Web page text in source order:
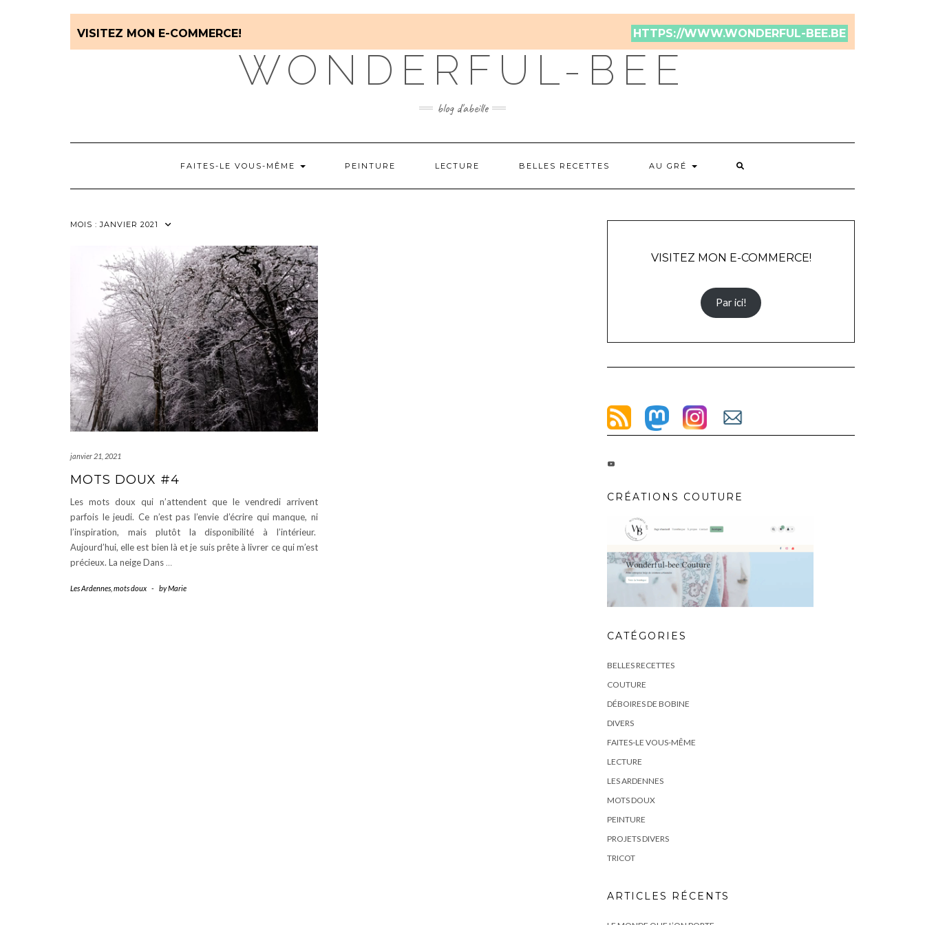
VISITEZ MON E-COMMERCE! HTTPS://WWW.WONDERFUL-BEE.BE
WONDERFUL-BEE
blog d'abeille
FAITES-LE VOUS-MÊME PEINTURE LECTURE BELLES RECETTES AU GRÉ
MOIS :JANVIER 2021
janvier 21, 2021
MOTS DOUX #4
Les mots doux qui n’attendent que le vendredi arrivent
parfois le jeudi. Ce n’est pas l’envie d’écrire qui manque, ni
l’inspiration, mais plutôt la disponibilité à l’intérieur.
Aujourd’hui, elle est bien là et je suis prête à livrer ce qui m’est
précieux. La neige Dans …
Les Ardennes mots doux - byMarie
VISITEZ MON E-COMMERCE!
Par ici!
CRÉATIONS COUTURE
CATÉGORIES
BELLES RECETTES
COUTURE
DÉBOIRES DE BOBINE
DIVERS
FAITES-LE VOUS-MÊME
LECTURE
LES ARDENNES
MOTS DOUX
PEINTURE
PROJETS DIVERS
TRICOT
ARTICLES RÉCENTS